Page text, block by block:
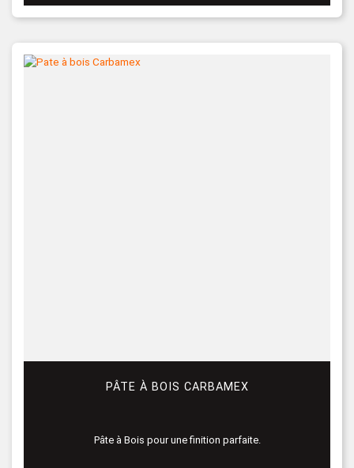
PÂTE À BOIS CARBAMEX
Pâte à Bois pour une finition parfaite.